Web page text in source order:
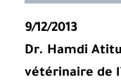
9/12/2013
Dr. Hamdi
vétérinaire de